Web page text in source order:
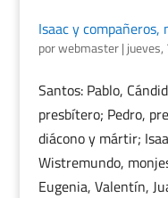
Isaac y
porwebmaster|
Santos: Pablo,
presbítero; Pedro,
diácono y mártir;
Wistremundo,
Eugenia, Valentín,